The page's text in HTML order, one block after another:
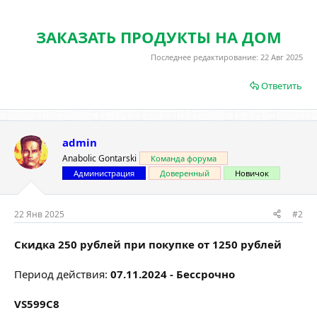
ЗАКАЗАТЬ ПРОДУКТЫ НА ДОМ
Последнее редактирование: 22 Авг 2025
Ответить
admin
Anabolic Gontarski
Команда форума
Администрация
Доверенный Новичок
22 Янв 2025 #2
Скидка 250 рублей при покупке от 1250 рублей
Период действия: 07.11.2024 - Бессрочно
VS599C8